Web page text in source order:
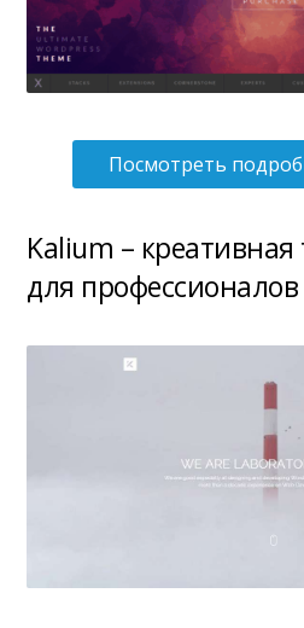
Посмотреть
Kalium –
для профессионалов